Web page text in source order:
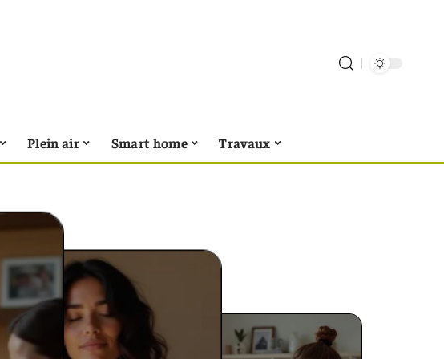
Plein air Smart home Travaux